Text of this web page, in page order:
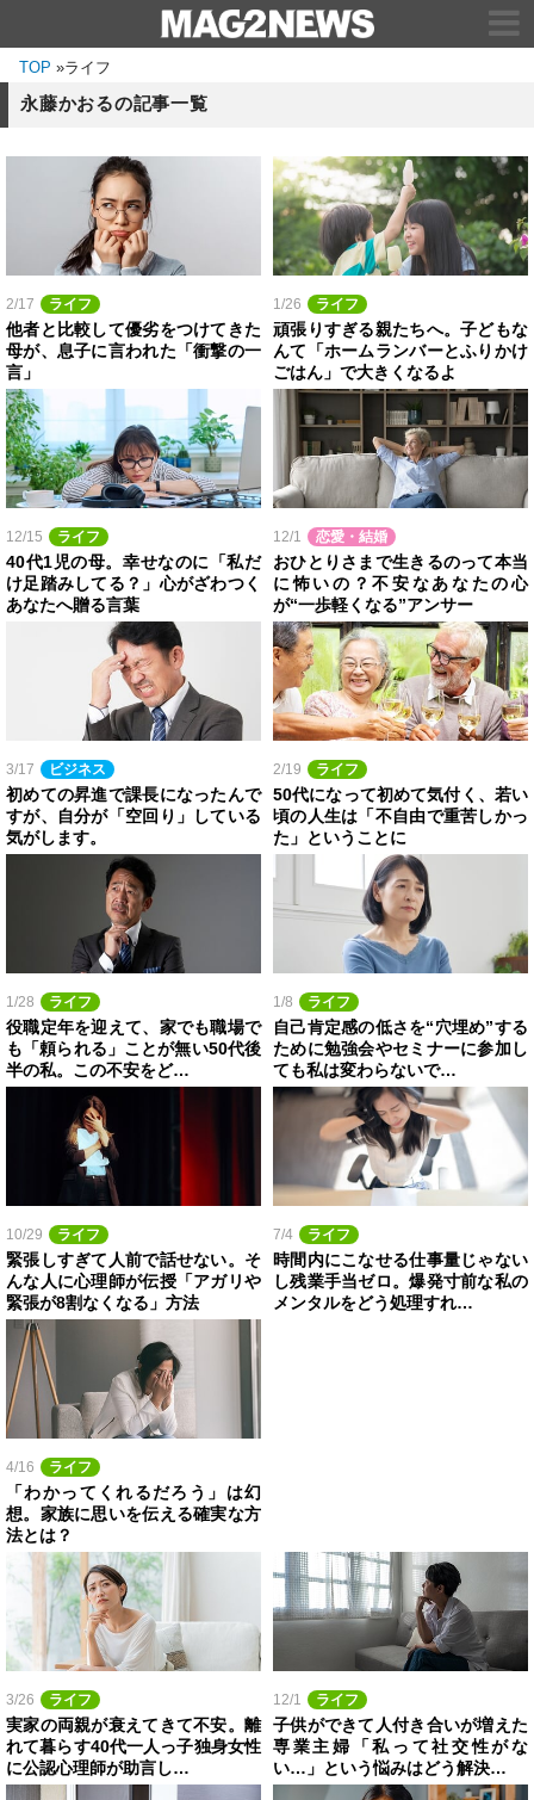
TOP »ライフ
永藤かおるの記事一覧
2/17 ライフ
他者と比較して優劣をつけてきた
母が、息子に言われた「衝撃の一
言」
1/26 ライフ
頑張りすぎる親たちへ。子どもな
んて「ホームランバーとふりかけ
ごはん」で大きくなるよ
12/15 ライフ
40代1児の母。幸せなのに「私だ
け足踏みしてる？」心がざわつく
あなたへ贈る言葉
12/1 恋愛・結婚
おひとりさまで生きるのって本当
に怖いの？不安なあなたの心
が“一歩軽くなる”アンサー
3/17 ビジネス
初めての昇進で課長になったんで
すが、自分が「空回り」している
気がします。
2/19 ライフ
50代になって初めて気付く、若い
頃の人生は「不自由で重苦しかっ
た」ということに
1/28 ライフ
役職定年を迎えて、家でも職場で
も「頼られる」ことが無い50代後
半の私。この不安をど…
1/8 ライフ
自己肯定感の低さを“穴埋め”する
ために勉強会やセミナーに参加し
ても私は変わらないで…
10/29 ライフ
緊張しすぎて人前で話せない。そ
んな人に心理師が伝授「アガリや
緊張が8割なくなる」方法
7/4 ライフ
時間内にこなせる仕事量じゃない
し残業手当ゼロ。爆発寸前な私の
メンタルをどう処理すれ…
4/16 ライフ
「わかってくれるだろう」は幻
想。家族に思いを伝える確実な方
法とは？
3/26 ライフ
実家の両親が衰えてきて不安。離
れて暮らす40代一人っ子独身女性
に公認心理師が助言し…
12/1 ライフ
子供ができて人付き合いが増えた
専業主婦「私って社交性がな
い…」という悩みはどう解決…